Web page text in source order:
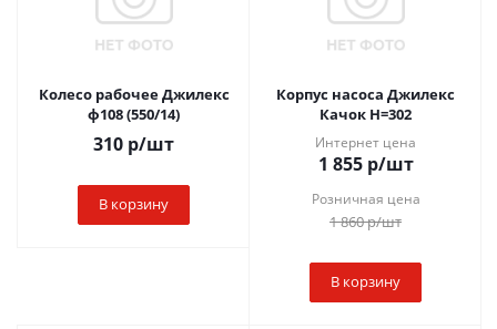
Колесо рабочее Джилекс
ф108 (550/14)
310 р/шт
В корзину
Корпус насоса Джилекс
Качок Н=302
Интернет цена
1 855р/шт
Розничная цена
1 860р/шт
В корзину